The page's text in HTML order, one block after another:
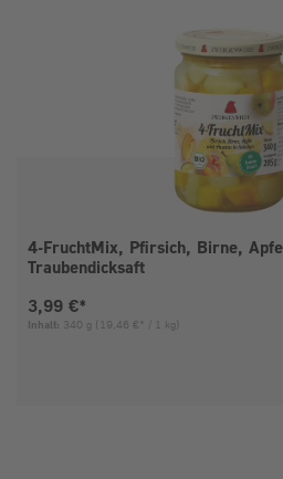
4-FruchtMix, Pfirsich, Birne,
Traubendicksaft
Aktueller Preis:
3,99 €*
Inhalt: 340 g (19,46 €* / 1 kg)